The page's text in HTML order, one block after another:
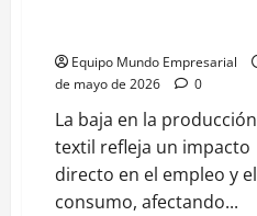
Equipo Mundo Empresarial
de mayo de 2026
0
La baja en la producción
textil refleja un impacto
directo en el empleo y el
consumo, afectando...